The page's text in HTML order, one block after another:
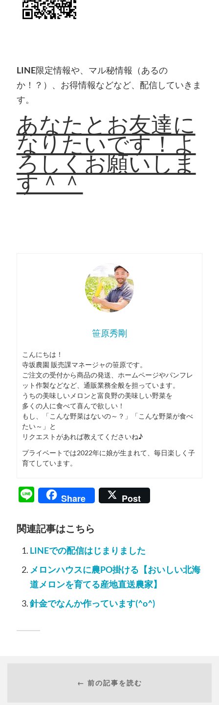
LINE限定情報や、マル秘情報（あるの
か！？）、お得情報などなど、配信していきま
す。
あなたとお友達に
なりたいです！よ
ろしくお願いしま
す＾＾
笹原秀剛
こんにちは！
寺坂農園 販売課マネージャの笹原です。
ご注文の受付から商品の発送、ホームページやパンフレ
ット作製などなど、通販業務全般を担っています。
うちの美味しいメロンと富良野の美味しい野菜を
多くの人に食べて喜んで欲しい！
もし、「こんな野菜はないの～？」「こんな野菜が食べ
たい～」と
リクエストがあれば教えてくださいね♪
プライベートでは2022年に娘が生まれて、毎日楽しく子
育てしています。
LineShare Post
関連記事はこちら
LINEでの配信はじまりました
メロンハウスに農PO掛ける【おいしい北海
道メロンを育てる産地直送農家】
針金でなんか作っています(^o^)
← 前の記事を読む